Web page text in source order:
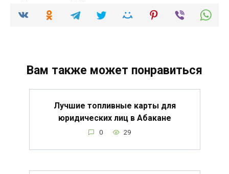
Вам также может понравиться
Лучшие топливные карты для
юридических лиц в Абакане
0 29